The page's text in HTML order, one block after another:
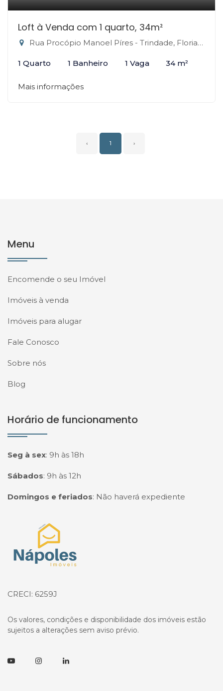
Loft à Venda com 1 quarto, 34m²
Rua Procópio Manoel Píres - Trindade, Florianópolis-SC
1 Quarto 1 Banheiro 1 Vaga 34 m²
Mais informações
‹ 1 ›
Menu
Encomende o seu Imóvel
Imóveis à venda
Imóveis para alugar
Fale Conosco
Sobre nós
Blog
Horário de funcionamento
Seg à sex: 9h às 18h
Sábados: 9h às 12h
Domingos e feriados: Não haverá expediente
Página inicial
CRECI: 6259J
Os valores, condições e disponibilidade dos imóveis estão
sujeitos a alterações sem aviso prévio.
YoutubeInstagramLinkedin